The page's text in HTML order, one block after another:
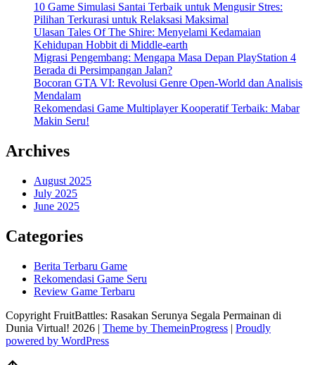
10 Game Simulasi Santai Terbaik untuk Mengusir Stres:
Pilihan Terkurasi untuk Relaksasi Maksimal
Ulasan Tales Of The Shire: Menyelami Kedamaian
Kehidupan Hobbit di Middle-earth
Migrasi Pengembang: Mengapa Masa Depan PlayStation 4
Berada di Persimpangan Jalan?
Bocoran GTA VI: Revolusi Genre Open-World dan Analisis
Mendalam
Rekomendasi Game Multiplayer Kooperatif Terbaik: Mabar
Makin Seru!
Archives
August 2025
July 2025
June 2025
Categories
Berita Terbaru Game
Rekomendasi Game Seru
Review Game Terbaru
Copyright FruitBattles: Rasakan Serunya Segala Permainan di
Dunia Virtual! 2026 | Theme by ThemeinProgress | Proudly
powered by WordPress